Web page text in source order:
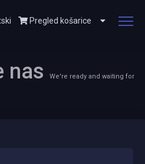
Pregled košarice
nas We're ready and waiting for